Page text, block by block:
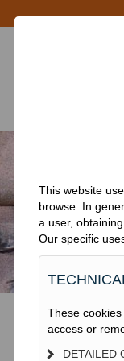
This website
browse. In
a user,
Our specific
These
access or
DETAILED